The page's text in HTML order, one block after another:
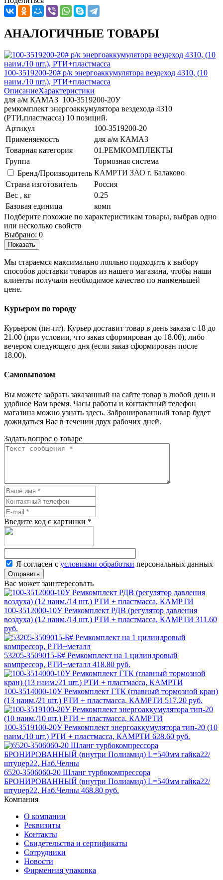
АНАЛОГИЧНЫЕ ТОВАРЫ
100-3519200-20# р/к энергоаккумулятора вездеход 4310, (10
наим./10 шт.), РТИ+пластмасса
ОписаниеХарактеристики
для а/м КАМАЗ 100-3519200-20У
ремкомплект энергоаккумулятора вездехода 4310
(РТИ,пластмасса) 10 позиций.
Артикул
100-3519200-20
Применяемость
для а/м КАМАЗ
Товарная категория
01.РЕМКОМПЛЕКТЫ
Группа
Тормозная система
Бренд/Производитель КАМРТИ ЗАО г. Балаково
Страна изготовитель
Россия
Вес , кг
0.25
Базовая единица
комп
Подберите похожие по характеристикам товары, выбрав одно
или несколько свойств
Выбрано: 0
Показать
Мы стараемся максимально лояльно подходить к выбору
способов доставки товаров из нашего магазина, чтобы наши
клиенты получали необходимое качество по наименьшей
цене.
Курьером по городу
Курьером (пн-пт). Курьер доставит товар в день заказа с 18 до
21.00 (при условии, что заказ сформирован до 18.00), либо
вечером следующего дня (если заказ сформирован после
18.00).
Самовывозом
Вы можете забрать заказанный на сайте товар в любой день и
удобное Вам время. Часы работы и контактный телефон
магазина можно узнать здесь. Забронированный товар будет
дожидаться Вас в течении двух рабочих дней.
Задать вопрос о товаре
Введите код с картинки *
Я согласен с условиями обработки персональных данных
Отправить
Вас может заинтересовать
100-3512000-10У Ремкомплект РДВ (регулятор давления
воздуха) (12 наим./14 шт.) РТИ + пластмасса, КАМРТИ 311.60
руб.
53205-3509015-Б# Ремкомплект на 1 цилиндровый
компрессор, РТИ+металл 418.80 руб.
100-3514000-10У Ремкомплект ГТК (главный тормозной кран)
(13 наим./21 шт.) РТИ + пластмасса, КАМРТИ 517.20 руб.
100-3519100-20У Ремкомплект энергоаккумулятора тип-20 (10
наим./10 шт.) РТИ + пластмасса, КАМРТИ 628.60 руб.
6520-3506060-20 Шланг турбокомпрессора
БРОНИРОВАННЫЙ (внутри Полиамид) L=540мм гайка22/
штуцер22, Наб.Челны 468.80 руб.
Компания
О компании
Реквизиты
Контакты
Свидетельства и сертификаты
Сотрудники
Новости
Фирменная упаковка